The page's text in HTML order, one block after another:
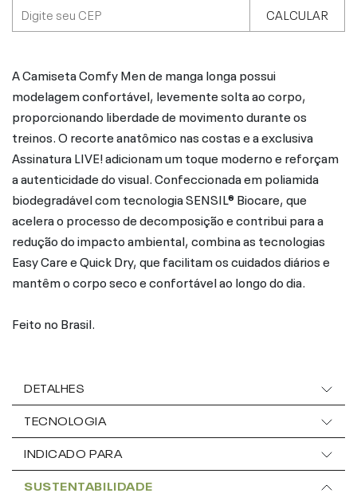
CALCULAR
A Camiseta Comfy Men de manga longa possui
modelagem confortável, levemente solta ao corpo,
proporcionando liberdade de movimento durante os
treinos. O recorte anatômico nas costas e a exclusiva
Assinatura LIVE! adicionam um toque moderno e reforçam
a autenticidade do visual. Confeccionada em poliamida
biodegradável com tecnologia SENSIL® Biocare, que
acelera o processo de decomposição e contribui para a
redução do impacto ambiental, combina as tecnologias
Easy Care e Quick Dry, que facilitam os cuidados diários e
mantêm o corpo seco e confortável ao longo do dia.
Feito no Brasil.
DETALHES
TECNOLOGIA
INDICADO PARA
SUSTENTABILIDADE